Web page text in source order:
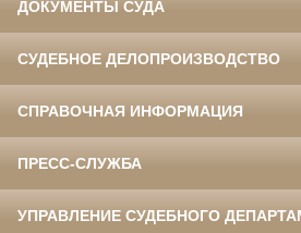
ДОКУМЕНТЫ СУДА
СУДЕБНОЕ ДЕЛОПРОИЗВОДСТВО
СПРАВОЧНАЯ ИНФОРМАЦИЯ
ПРЕСС-СЛУЖБА
УПРАВЛЕНИЕ СУДЕБНОГО